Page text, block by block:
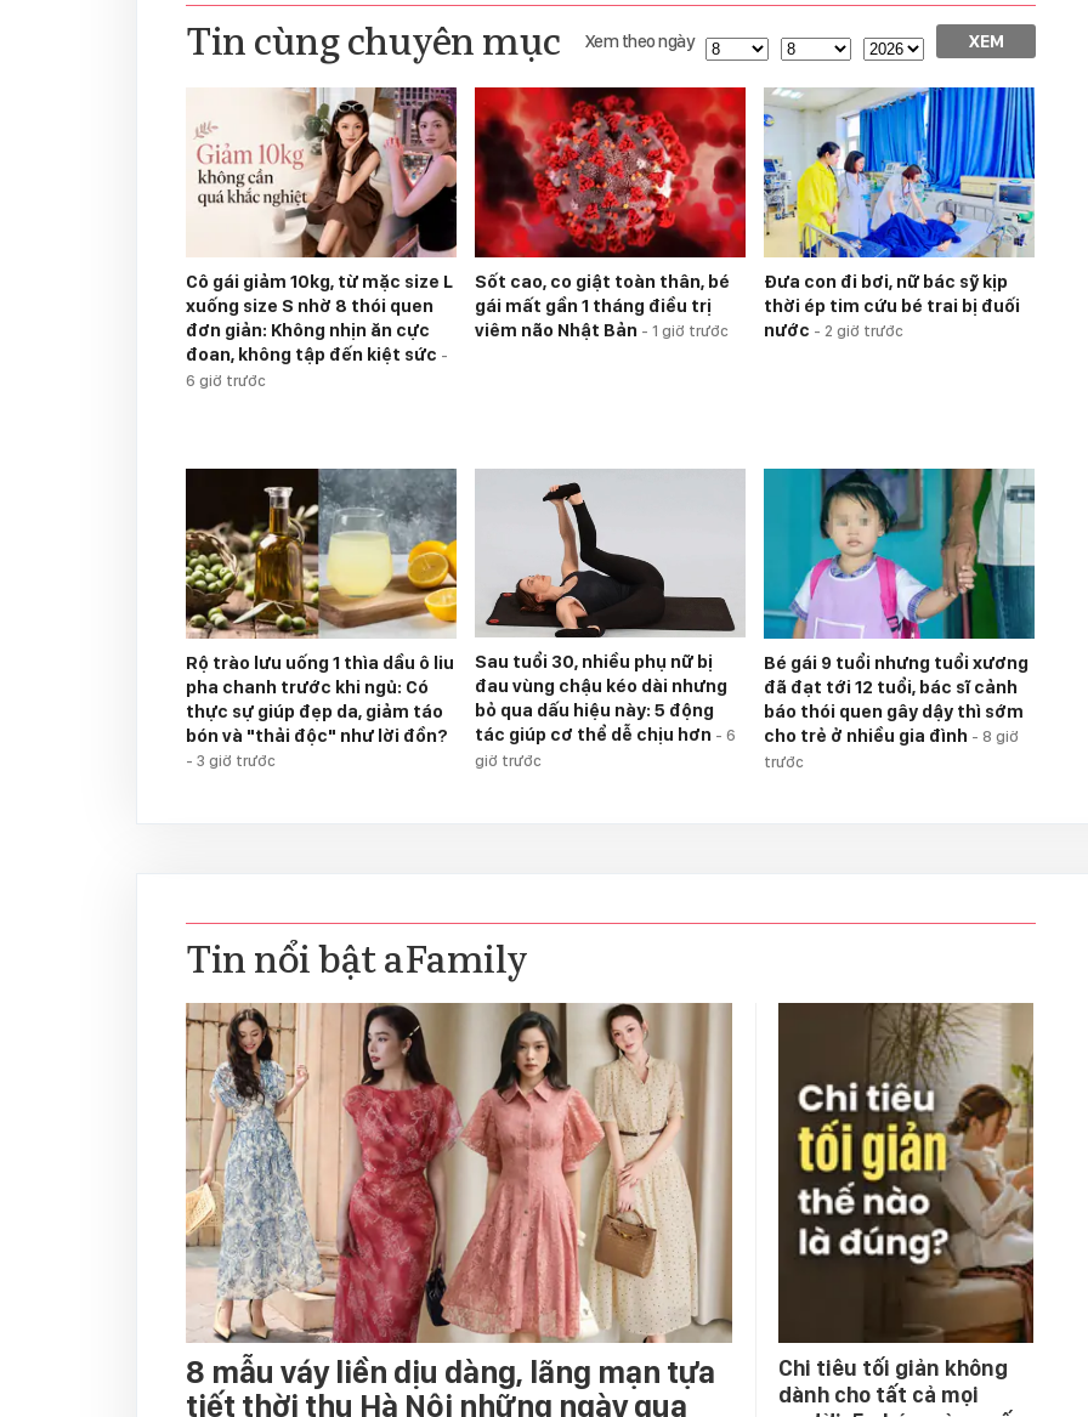
Tin cùng chuyên mục Xem theo ngày XEM
Cô gái giảm 10kg, từ mặc size L
xuống size S nhờ 8 thói quen
đơn giản: Không nhịn ăn cực
đoan, không tập đến kiệt sức -
6 giờ trước
Sốt cao, co giật toàn thân, bé
gái mất gần 1 tháng điều trị
viêm não Nhật Bản - 1 giờ trước
Đưa con đi bơi, nữ bác sỹ kịp
thời ép tim cứu bé trai bị đuối
nước - 2 giờ trước
Rộ trào lưu uống 1 thìa dầu ô liu
pha chanh trước khi ngủ: Có
thực sự giúp đẹp da, giảm táo
bón và "thải độc" như lời đồn?
- 3 giờ trước
Sau tuổi 30, nhiều phụ nữ bị
đau vùng chậu kéo dài nhưng
bỏ qua dấu hiệu này: 5 động
tác giúp cơ thể dễ chịu hơn - 6
giờ trước
Bé gái 9 tuổi nhưng tuổi xương
đã đạt tới 12 tuổi, bác sĩ cảnh
báo thói quen gây dậy thì sớm
cho trẻ ở nhiều gia đình - 8 giờ
trước
Tin nổi bật aFamily
8 mẫu váy liền dịu dàng, lãng mạn tựa
tiết thời thu Hà Nội những ngày qua
Chi tiêu tối giản không
dành cho tất cả mọi